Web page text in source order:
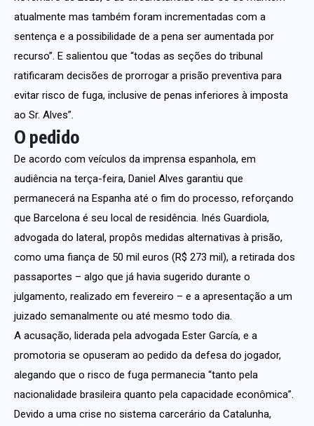
atualmente mas também foram incrementadas com a
sentença e a possibilidade de a pena ser aumentada por
recurso”. E salientou que “todas as seções do tribunal
ratificaram decisões de prorrogar a prisão preventiva para
evitar risco de fuga, inclusive de penas inferiores à imposta
ao Sr. Alves”.
O pedido
De acordo com veículos da imprensa espanhola, em
audiência na terça-feira, Daniel Alves garantiu que
permanecerá na Espanha até o fim do processo, reforçando
que Barcelona é seu local de residência. Inés Guardiola,
advogada do lateral, propôs medidas alternativas à prisão,
como uma fiança de 50 mil euros (R$ 273 mil), a retirada dos
passaportes – algo que já havia sugerido durante o
julgamento, realizado em fevereiro – e a apresentação a um
juizado semanalmente ou até mesmo todo dia.
A acusação, liderada pela advogada Ester García, e a
promotoria se opuseram ao pedido da defesa do jogador,
alegando que o risco de fuga permanecia “tanto pela
nacionalidade brasileira quanto pela capacidade econômica”.
Devido a uma crise no sistema carcerário da Catalunha,